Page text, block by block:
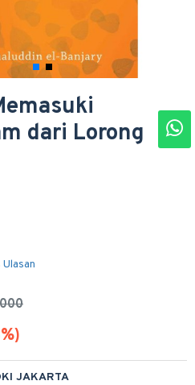
dari Lorong
Ulasan
JAKARTA